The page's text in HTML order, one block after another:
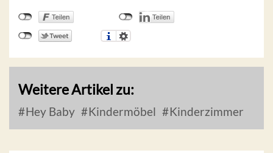
Weitere Artikel zu:
Hey Baby Kindermöbel Kinderzimmer